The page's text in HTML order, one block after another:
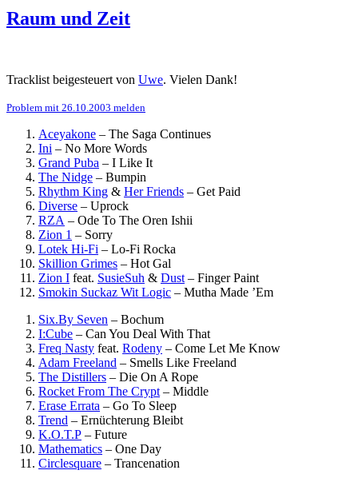
Raum und Zeit
Tracklist beigesteuert von Uwe. Vielen Dank!
Problem mit 26.10.2003 melden
Aceyakone – The Saga Continues
Ini – No More Words
Grand Puba – I Like It
The Nidge – Bumpin
Rhythm King & Her Friends – Get Paid
Diverse – Uprock
RZA – Ode To The Oren Ishii
Zion 1 – Sorry
Lotek Hi-Fi – Lo-Fi Rocka
Skillion Grimes – Hot Gal
Zion I feat. SusieSuh & Dust – Finger Paint
Smokin Suckaz Wit Logic – Mutha Made ’Em
Six.By Seven – Bochum
I:Cube – Can You Deal With That
Freq Nasty feat. Rodeny – Come Let Me Know
Adam Freeland – Smells Like Freeland
The Distillers – Die On A Rope
Rocket From The Crypt – Middle
Erase Errata – Go To Sleep
Trend – Ernüchterung Bleibt
K.O.T.P – Future
Mathematics – One Day
Circlesquare – Trancenation